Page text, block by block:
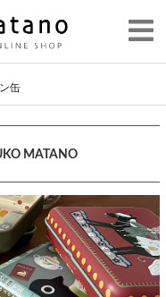
缶
MATANO